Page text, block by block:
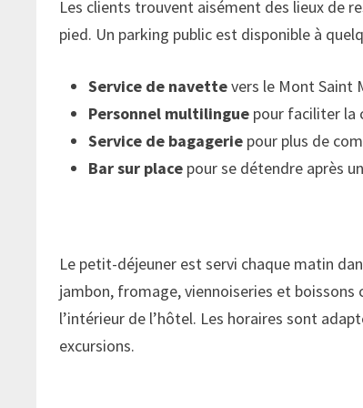
Les clients trouvent aisément des lieux de
pied. Un parking public est disponible à
Service de navettevers le Mont Saint
Personnel multilingue pour faciliter la
Service de bagagerie pour plus de
Bar sur place pour se détendre après
Le petit-déjeuner est servi chaque matin
jambon, fromage, viennoiseries et boissons
l’intérieur de l’hôtel. Les horaires sont
excursions.